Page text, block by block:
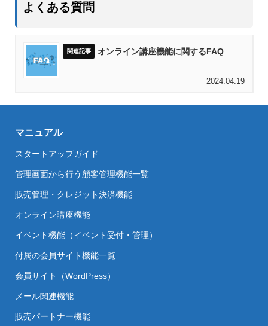
よくある質問
オンライン講座機能に関するFAQ
2024.04.19
マニュアル
スタートアップガイド
管理画面から行う顧客管理機能一覧
販売管理・クレジット決済機能
オンライン講座機能
イベント機能（イベント受付・管理）
付属の会員サイト機能一覧
会員サイト（WordPress）
メール関連機能
販売パートナー機能